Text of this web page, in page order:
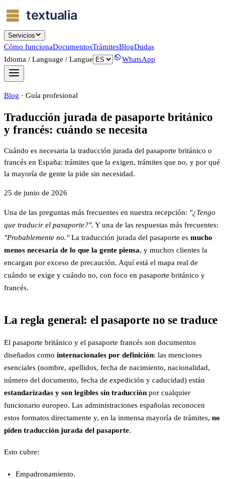
Servicios
Cómo funcionaDocumentosTrámitesBlogDudas
Idioma / Language / Langue
WhatsApp
Blog · Guía profesional
Traducción jurada de pasaporte británico
y francés: cuándo se necesita
Cuándo es necesaria la traducción jurada del pasaporte británico o
francés en España: trámites que la exigen, trámites que no, y por qué
la mayoría de gente la pide sin necesidad.
25 de junio de 2026
Una de las preguntas más frecuentes en nuestra recepción: "¿Tengo
que traducir el pasaporte?". Y una de las respuestas más frecuentes:
"Probablemente no."La traducción jurada del pasaporte es mucho
menos necesaria de lo que la gente piensa, y muchos clientes la
encargan por exceso de precaución. Aquí está el mapa real de
cuándo se exige y cuándo no, con foco en pasaporte británico y
francés.
La regla general: el pasaporte no se traduce
El pasaporte británico y el pasaporte francés son documentos
diseñados como internacionales por definición: las menciones
esenciales (nombre, apellidos, fecha de nacimiento, nacionalidad,
número del documento, fecha de expedición y caducidad) están
estandarizadas y son legibles sin traducción por cualquier
funcionario europeo. Las administraciones españolas reconocen
estos formatos directamente y, en la inmensa mayoría de trámites, no
piden traducción jurada del pasaporte.
Esto cubre:
Empadronamiento.